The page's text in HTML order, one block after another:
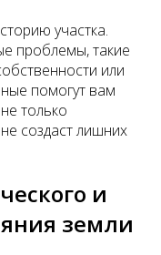
участка.
проблемы, такие
или
помогут вам
только
создаст лишних
и
земли